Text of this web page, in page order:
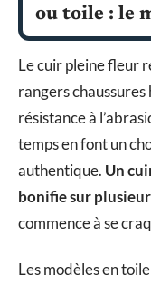
ou toile : le
Le cuir pleine fleur
rangers chaussures
résistance à
temps en font un
authentique. Un
bonifie sur
commence à se
Les modèles en